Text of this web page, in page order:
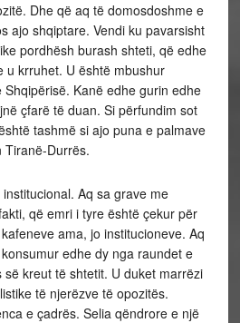
Dhe që aq të domosdoshme e
ajo shqiptare. Vendi ku pavarsisht
pordhësh burash shteti, që edhe
u krruhet. U është mbushur
Kanë edhe gurin edhe
çfarë të duan. Si përfundim sot
tashmë si ajo puna e palmave
Tiranë-Durrës.
Aq sa grave me
që emri i tyre është çekur për
ama, jo institucioneve. Aq
edhe dy nga raundet e
kreut të shtetit. U duket marrëzi
të njerëzve të opozitës.
e çadrës. Selia qëndrore e një